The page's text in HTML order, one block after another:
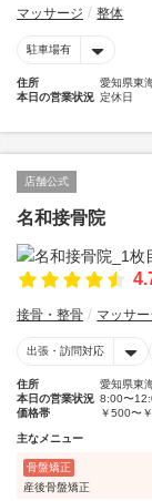
マッサージ 整体
駐車場有
住所
愛知県東
本日の営業状況 定休日
店舗公式
名和接骨院
接骨・整骨 マッサー
出張・訪問対応
住所
愛知県東
本日の営業状況 8:00〜
価格帯
￥500〜
主なメニュー
骨盤矯正
産後骨盤矯正